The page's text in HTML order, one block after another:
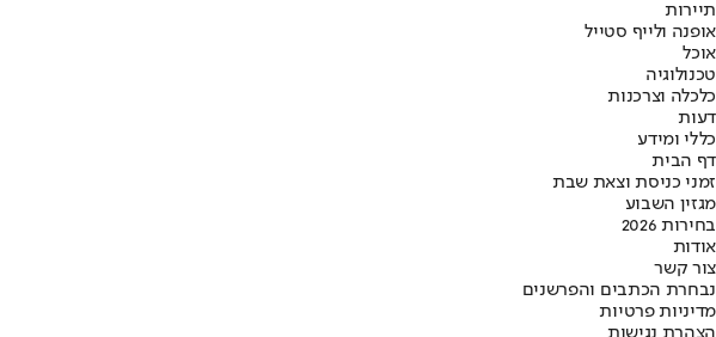
תיירות
אופנה ולייף סטייל
אוכל
טכנולוגיה
כלכלה וצרכנות
דעות
כללי ומידע
דף הבית
זמני כניסת וצאת שבת
מגזין השבוע
בחירות 2026
אודות
צור קשר
נבחרת הכתבים והפרשנים
מדיניות פרטיות